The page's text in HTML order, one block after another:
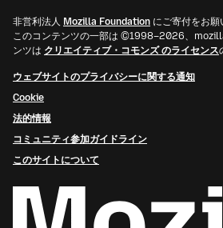
非営利法人 Mozilla Foundation にご寄付をお願
このコンテンツの一部は ©1998–2026、
ンツは クリエイティブ・コモンズ のライセンス
ウェブサイトのプライバシーに関する通知
Cookie
法的情報
コミュニティ参加ガイドライン
このサイトについて